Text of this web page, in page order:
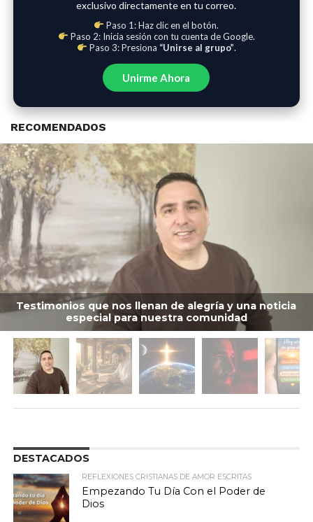
exclusivo directamente en tu correo.
Paso 1: Haz clic en el botón.
Paso 2: Inicia sesión con tu cuenta de Google.
Paso 3: Presiona “Unirse al grupo”.
Unirme Ahora
RECOMENDADOS
Testimonios que nos llenan de alegría y una noticia
especial para nuestra comunidad
DESTACADOS
REFLEXIONES CRISTIANAS DE AMOR ESCRITAS
Empezando Tu Día Con el Poder de
Dios